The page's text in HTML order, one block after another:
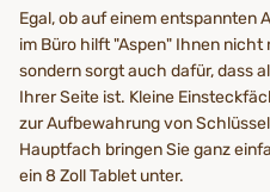
Egal, ob auf einem entspannten
im Büro hilft "Aspen" Ihnen nicht
sondern sorgt auch dafür, dass
Ihrer Seite ist. Kleine
zur Aufbewahrung von
Hauptfach bringen Sie ganz
ein 8 Zoll Tablet unter.